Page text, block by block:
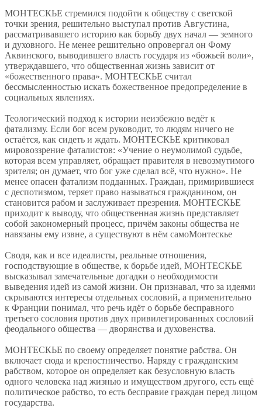
МОНТЕСКЬЕ стремился подойти к обществу с светской
точки зрения, решительно выступал против Августина,
рассматривавшего историю как борьбу двух начал — земного
и духовного. Не менее решительно опровергал он Фому
Аквинского, выводившего власть государя из «божьей воли»,
утверждавшего, что общественная жизнь зависит от
«божественного права». МОНТЕСКЬЕ считал
бессмысленностью искать божественное предопределение в
социальных явлениях.
Теологический подход к истории неизбежно ведёт к
фатализму. Если бог всем руководит, то людям ничего не
остаётся, как сидеть и ждать. МОНТЕСКЬЕ критиковал
мировоззрение фаталистов: «Учение о неумолимой судьбе,
которая всем управляет, обращает правителя в невозмутимого
зрителя; он думает, что бог уже сделал всё, что нужно». Не
менее опасен фатализм подданных. Граждан, примирившиеся
с деспотизмом, теряет право называться гражданином, он
становится рабом и заслуживает презрения. МОНТЕСКЬЕ
приходит к выводу, что общественная жизнь представляет
собой закономерный процесс, причём законы общества не
навязаны ему извне, а существуют в нём самоМонтескье
Сводя, как и все идеалисты, реальные отношения,
господствующие в обществе, к борьбе идей, МОНТЕСКЬЕ
высказывал замечательные догадки о необходимости
выведения идей из самой жизни. Он признавал, что за идеями
скрываются интересы отдельных сословий, а применительно
к Франции понимал, что речь идёт о борьбе бесправного
третьего сословия против двух привилегированных сословий
феодального общества — дворянства и духовенства.
МОНТЕСКЬЕ по своему определяет понятие рабства. Он
включает сюда и крепостничество. Наряду с гражданским
рабством, которое он определяет как безусловную власть
одного человека над жизнью и имуществом другого, есть ещё
политическое рабство, то есть бесправие граждан перед лицом
государства.